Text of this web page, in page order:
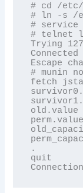
# cd /etc/
# ln -s /
# service
# telnet
Trying
Escape
# munin
fetch
old.value
.
quit